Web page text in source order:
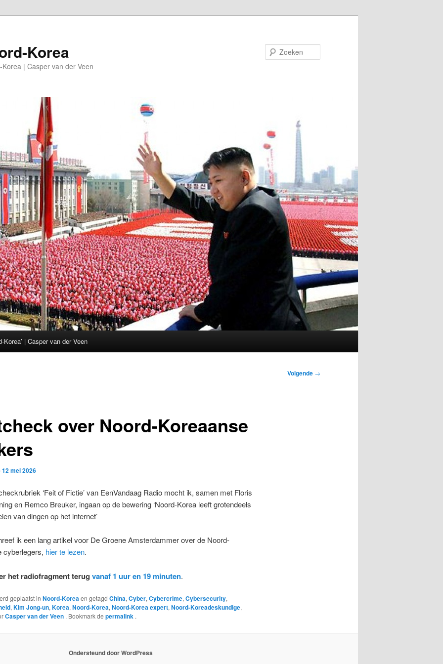
Korea
| Casper van der Veen
Korea’ | Casper van der Veen
Volgende →
over Noord-Koreaanse
12 mei 2026
‘Feit of Fictie’ van EenVandaag Radio mocht ik, samen met Floris
en Remco Breuker, ingaan op de bewering ‘Noord-Korea leeft grotendeels
van dingen op het internet’
ik een lang artikel voor De Groene Amsterdammer over de Noord-
cyberlegers, hier te lezen.
het radiofragment terug vanaf 1 uur en 19 minuten.
geplaatst in Noord-Koreaen getagd China, Cyber, Cybercrime, Cybersecurity,
, Kim Jong-un, Korea, Noord-Korea, Noord-Korea expert, Noord-Koreadeskundige,
Casper van der Veen . Bookmark de permalink .
Ondersteund door WordPress